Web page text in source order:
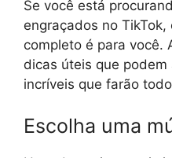
Se você está
engraçados no
completo é para você.
dicas úteis que
incríveis que farão
Escolha uma